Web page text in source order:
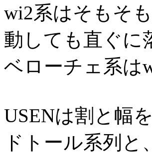
wi2系はそもそ
動しても直ぐに
ベローチェ系は
USENは割と幅
ドトール系列